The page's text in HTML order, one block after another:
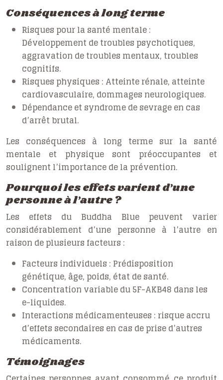
Conséquences à long terme
Risques pour la santé mentale :
Développement de troubles psychotiques,
aggravation de troubles mentaux, troubles
cognitifs.
Risques physiques : Atteinte rénale, atteinte
cardiovasculaire, dommages neurologiques.
Dépendance et syndrome de sevrage en cas
d’arrêt brutal.
Les conséquences à long terme sur la santé
mentale et physique sont préoccupantes et
soulignent l’importance de la prévention.
Pourquoi les effets varient d’une
personne à l’autre ?
Les effets du Buddha Blue peuvent varier
considérablement d’une personne à l’autre en
raison de plusieurs facteurs :
Facteurs individuels : Prédisposition
génétique, âge, poids, état de santé.
Concentration variable du 5F-AKB48 dans les
e-liquides.
Interactions médicamenteuses : risque accru
d’effets secondaires en cas de prise d’autres
médicaments.
Témoignages